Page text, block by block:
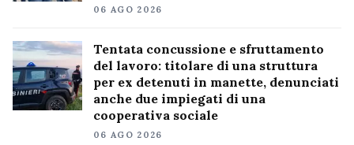
06 AGO 2026
Tentata concussione e sfruttamento
del lavoro: titolare di una struttura
per ex detenuti in manette, denunciati
anche due impiegati di una
cooperativa sociale
06 AGO 2026